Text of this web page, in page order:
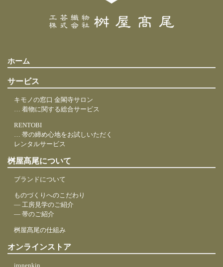
ホーム
サービス
キモノの窓口 金閣寺サロン
… 着物に関する総合サービス
RENTOBI
… 帯の締め心地をお試しいただく
レンタルサービス
桝屋髙尾について
ブランドについて
ものづくりへのこだわり
― 工房見学のご紹介
― 帯のご紹介
桝屋髙尾の仕組み
オンラインストア
ironenkin